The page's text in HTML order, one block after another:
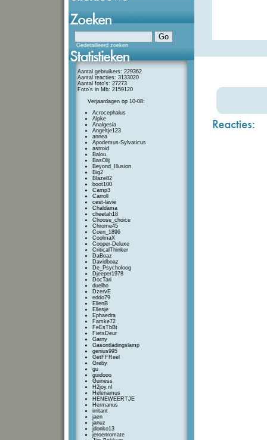
Gedetailleerd zoeken
Aantal gebruikers: 229362
Aantal reacties: 3133020
Aantal foto's: 27273
Foto's in Mb: 2159120
Verjaardagen op 10-08:
Acrocephalus
Alpke
Analgesia
Angeltje123
annea
Apodemus-Sylvaticus
astroid
Balou.
BasOlij
Beyond_Illusion
Big2
Blaze82
boot100
Camp3
Carroll
cest-lavie
Chaldama
cheetah18
Choose_choice
Chrome45
Coen_1896
CoolmaX
Cooper-Deluxe
CriticalThinker
DaBoaz
Davidboaz
De_Psycholoog
Djeeper1978
DocTari
duelho
DzervE
eddo79
EllenB
Ellesje
Ephaedra
Famke72
FeEsTbBt
FietsDeur
Garny
Gasontladingslamp
genius995
GetFFReel
Greby
gu
guidooo
Guiness
H2joy.nl
Helenamus
HENEWEERTJE
Hermanus
irritant
jaen
januz
jdonko13
jeroenromate